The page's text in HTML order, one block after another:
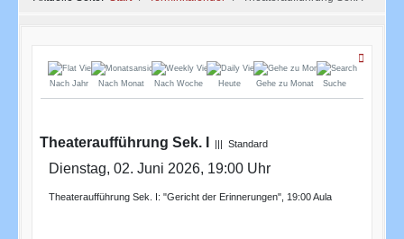
Nach Jahr Nach Monat Nach Woche Heute Gehe zu Monat Suche
Theateraufführung Sek. I ||| Standard
Dienstag, 02. Juni 2026, 19:00 Uhr
Theateraufführung Sek. I: "Gericht der Erinnerungen", 19:00 Aula